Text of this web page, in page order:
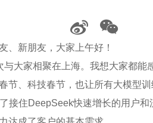
、新朋友，大家上午好！
大家相聚在上海。我想大家都
节、科技春节，也让所有大模型
接住DeepSeek快速增长的用户